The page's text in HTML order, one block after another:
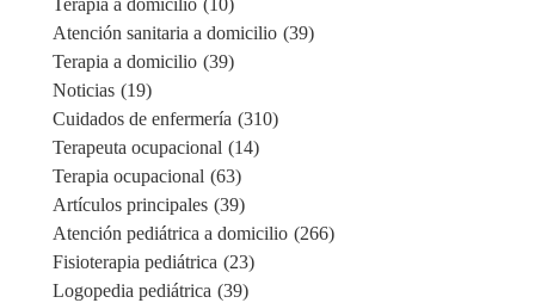
Terapia a domicilio (10)
Atención sanitaria a domicilio (39)
Terapia a domicilio (39)
Noticias (19)
Cuidados de enfermería (310)
Terapeuta ocupacional (14)
Terapia ocupacional (63)
Artículos principales (39)
Atención pediátrica a domicilio (266)
Fisioterapia pediátrica (23)
Logopedia pediátrica (39)